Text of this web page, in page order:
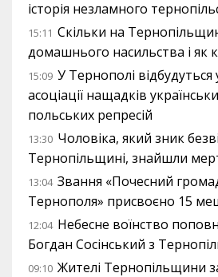
історія незламного
15:11 Скільки на
домашнього насильства і як
15:09 У Тернополі відбудуться
асоціації нащадків
польських репресій
13:30 Чоловіка, який зник
Тернопільщині, знайшли
13:04 Звання «Почесний
Тернополя» присвоєно 15
12:04 Небесне воїнство
Богдан Сосінський з
09:10 Жителі Тернопільщини